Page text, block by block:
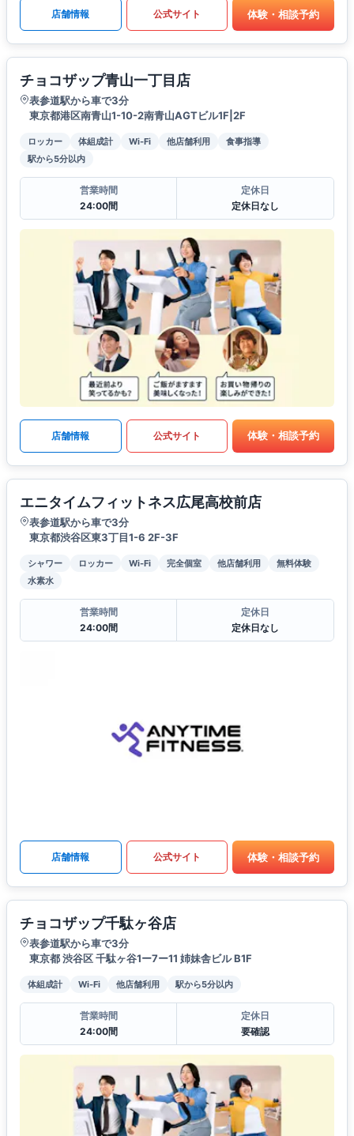
店舗情報 公式サイト 体験・相談予約
チョコザップ青山一丁目店
表参道駅から車で3分
東京都港区南青山1-10-2南青山AGTビル1F|2F
ロッカー 体組成計 Wi-Fi 他店舗利用
食事指導
駅から5分以内
営業時間
24:00間
定休日
定休日なし
店舗情報 公式サイト 体験・相談予約
エニタイムフィットネス広尾高校前店
表参道駅から車で3分
東京都渋谷区東3丁目1-6 2F-3F
シャワー ロッカー Wi-Fi 完全個室 他店舗利用
無料体験
水素水
営業時間
24:00間
定休日
定休日なし
店舗情報 公式サイト 体験・相談予約
チョコザップ千駄ヶ谷店
表参道駅から車で3分
東京都 渋谷区 千駄ヶ谷1ー7ー11 姉妹舎ビル B1F
体組成計 Wi-Fi 他店舗利用 駅から5分以内
営業時間
24:00間
定休日
要確認